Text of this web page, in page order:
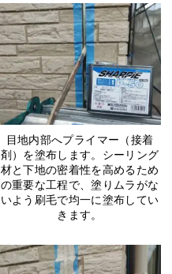
目地内部へプライマー（接着
剤）を塗布します。シーリング
材と下地の密着性を高めるため
の重要な工程で、塗りムラがな
いよう刷毛で均一に塗布してい
きます。